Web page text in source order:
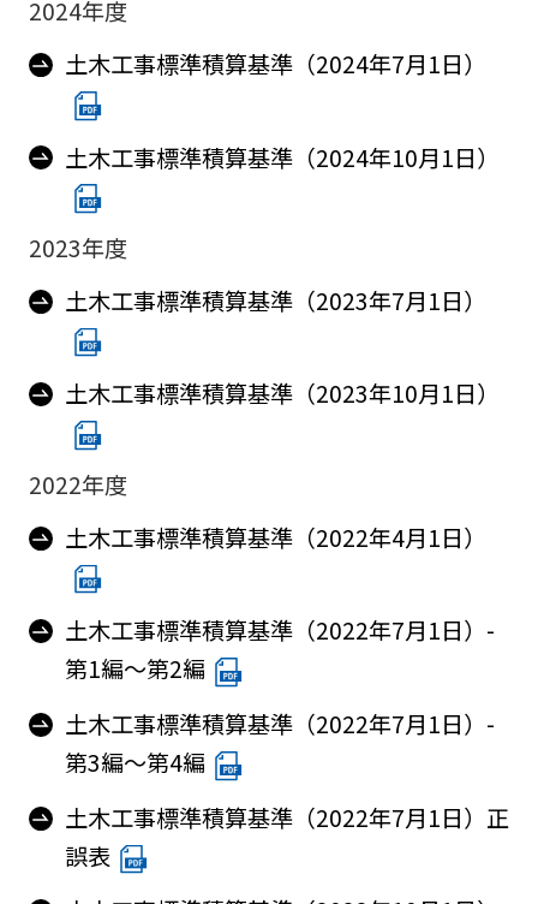
2024年度
土木工事標準積算基準（2024年7月1日）
土木工事標準積算基準（2024年10月1日）
2023年度
土木工事標準積算基準（2023年7月1日）
土木工事標準積算基準（2023年10月1日）
2022年度
土木工事標準積算基準（2022年4月1日）
土木工事標準積算基準（2022年7月1日）-
第1編～第2編
土木工事標準積算基準（2022年7月1日）-
第3編～第4編
土木工事標準積算基準（2022年7月1日）正
誤表